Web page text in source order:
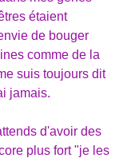
étaient
de bouger
comme de la
suis toujours dit
jamais.
d'avoir des
plus fort "je les